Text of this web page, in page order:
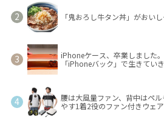
「鬼おろし牛タン丼」がおい
iPhoneケース、卒業しました
「iPhoneバック」で生きていき
腰は大風量ファン、背中はペ
やす1着2役のファン付きウェ